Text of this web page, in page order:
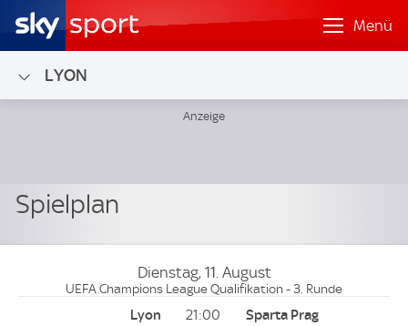
Menü
LYON
Dienstag, 11. August
UEFA Champions League Qualifikation - 3. Runde
21:00